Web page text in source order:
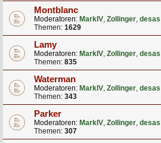
Montblanc
Moderatoren: MarkIV, Zollinger, desas
Themen: 1629
Lamy
Moderatoren: MarkIV, Zollinger, desas
Themen: 835
Waterman
Moderatoren: MarkIV, Zollinger, desas
Themen: 343
Parker
Moderatoren: MarkIV, Zollinger, desas
Themen: 307